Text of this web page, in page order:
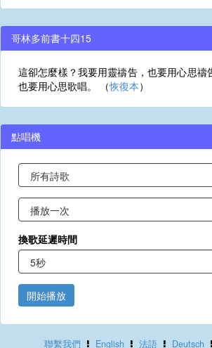
哥林多前書十四15
這卻怎麼樣？我要用靈禱告，也要用心思禱
也要用心思歌唱。 （恢復本）
點唱機
換歌延遲時間
開始播放
聯繫我們 English 法語 Deutsch